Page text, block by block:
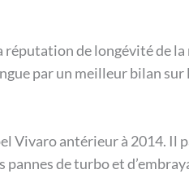
réputation de longévité de
par un meilleur bilan
Vivaro antérieur à 2014. Il
pannes de turbo et